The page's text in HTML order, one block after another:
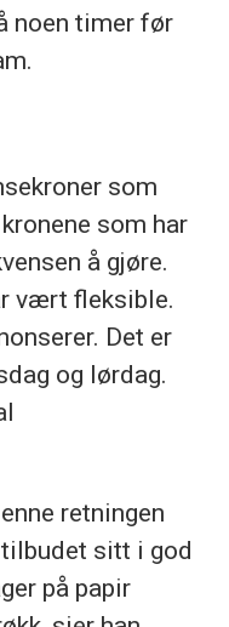
noen timer før
som
som har
å gjøre.
vært fleksible.
Det er
og lørdag.
retningen
sitt i god
på papir